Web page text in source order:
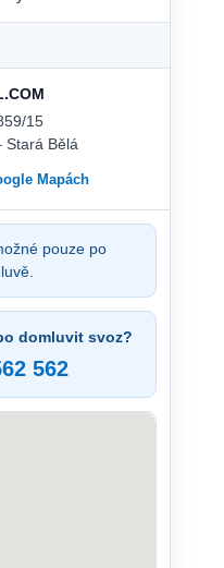
15
Stará Bělá
Mapách
pouze po
domluvit svoz?
562